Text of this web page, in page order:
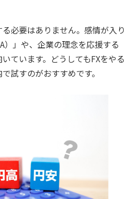
必要はありません。感情が入り
）」や、企業の理念を応援する
ています。どうしてもFXをやる
試すのがおすすめです。